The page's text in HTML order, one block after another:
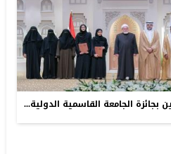
بجائزة الجامعة القاسمية الدولية...